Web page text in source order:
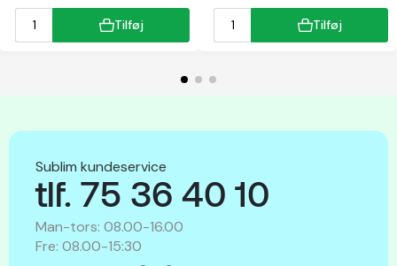
Tilføj Tilføj
Sublim kundeservice
tlf. 75 36 40 10
Man-tors: 08.00-16.00
Fre: 08.00-15:30